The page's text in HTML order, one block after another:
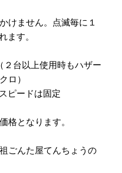
けません。点滅毎に１
ます。
２台以上使用時もハザー
ロ）
ピードは固定
格となります。
ごんた屋てんちょうの